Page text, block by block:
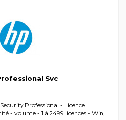
Svc
Professional - Licence
- volume - 1 à 2499 licences - Win,